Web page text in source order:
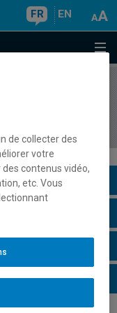
FR EN
de collecter des
votre
contenus vidéo,
etc. Vous